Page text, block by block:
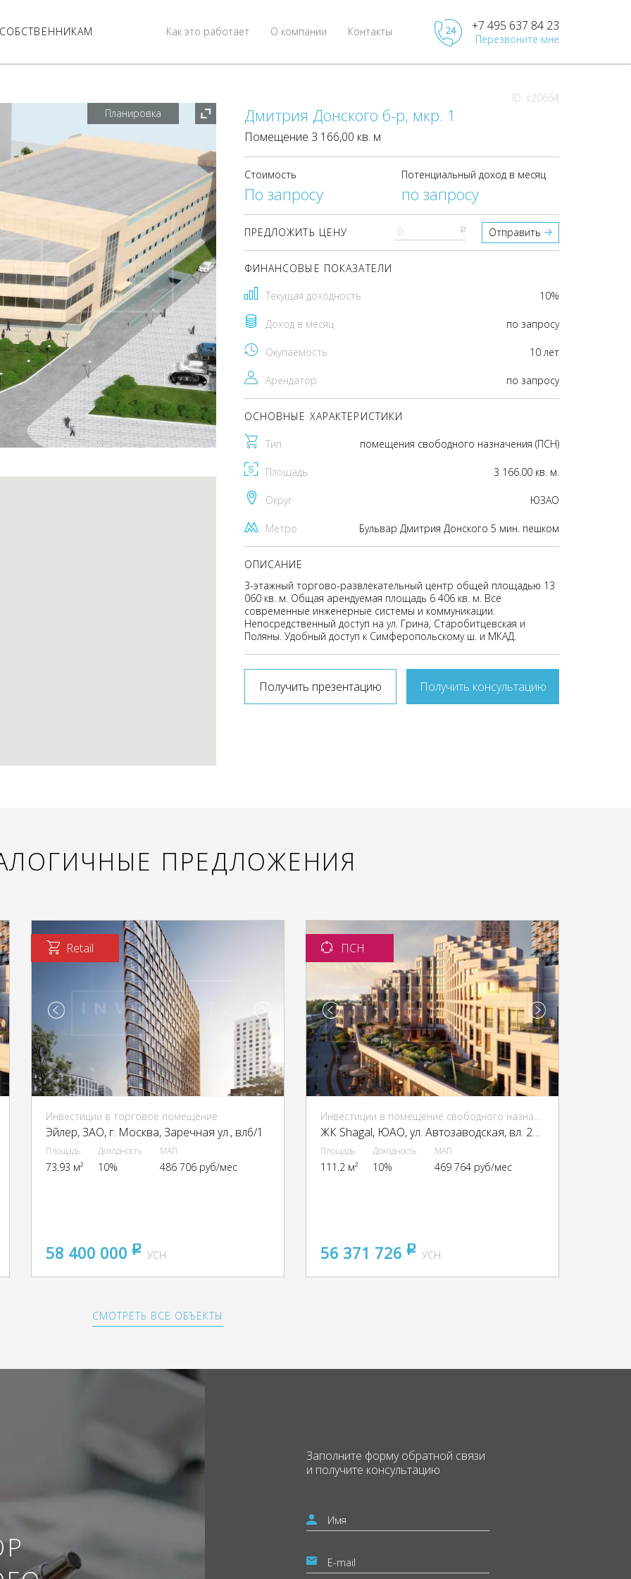
Контакты
О компании
Как это работает +7 495 637 84 23
Перезвоните мне
ID: s20664
Планировка
Дмитрия Донского б-р, мкр. 1
Помещение 3 166,00 кв. м
Стоимость
По запросу
Потенциальный доход в месяц
по запросу
ПРЕДЛОЖИТЬ ЦЕНУ pуб Отправить
ФИНАНСОВЫЕ ПОКАЗАТЕЛИ
Текущая доходность 10%
Доход в месяц по запросу
Окупаемость 10 лет
Арендатор по запросу
ОСНОВНЫЕ ХАРАКТЕРИСТИКИ
Тип помещения свободного назначения (ПСН)
Площадь 3 166.00 кв. м.
Округ ЮЗАО
Метро Бульвар Дмитрия Донского 5 мин. пешком
ОПИСАНИЕ
3-этажный торгово-развлекательный центр общей площадью 13
060 кв. м. Общая арендуемая площадь 6 406 кв. м. Все
современные инженерные системы и коммуникации.
Непосредственный доступ на ул. Грина, Старобитцевская и
Поляны. Удобный доступ к Симферопольскому ш. и МКАД.
Получить презентацию Получить консультацию
ПРЕДЛОЖЕНИЯ
Retail
Инвестиции в торговое помещение
Эйлер, ЗАО, г. Москва, Заречная ул., вл6/1
Площадь
73.93 м²
Доходность
10%
МАП
486 706 руб/мес
58 400 000 pуб
УСН
ПСН
Инвестиции в помещение свободного назначения (ПСН)
ЖК Shagal, ЮАО, ул. Автозаводская, вл. 23/66
Площадь
111.2 м²
Доходность
10%
МАП
469 764 руб/мес
56 371 726 pуб
УСН
СМОТРЕТЬ ВСЕ ОБЪЕКТЫ
Заполните формуобратной связи
и получите консультацию